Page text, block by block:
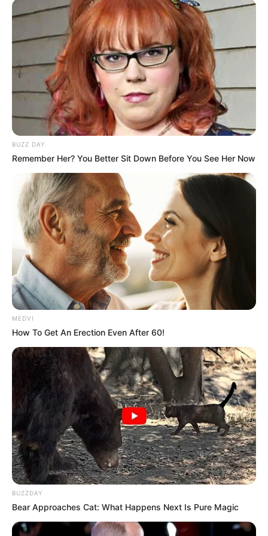
Vanessa redoute le procès
L’épicier Didier, près du Pavillon des fleurs, vient
voir Blanche : il la soutient et il trouve qu’elle a
du cran de s’en prendre à lui. Il dit à Blanche
qu’elle ne doit pas avoir honte. Blanche lui
demande de sortir.
Stanislas a eu les collègues de Perpignan, une
voiture carbonisée a été retrouvée: Dassari et
ses complices ont dû passer par les
départementales pour rejoindre Perpignan.
Qu’est ce qui arrive en ce moment à Blanche ?
Blanche se confie à Luna et lui parle de Didier,
un « facho » : au début, elle a failli se faire
avoir. Il a cru qu’elle était une des
leurs. Blanche avoue à Luna qu’elle n’aurait
peut-être pas réagi comme ça si William était
blanc. Luna dit qu’on a tous des préjugés.
BUZZ DAY
Remember Her? You Better Sit Down Before You See Her Now
MEDVI
How To Get An Erection Even After 60!
BUZZDAY
Bear Approaches Cat: What Happens Next Is Pure Magic